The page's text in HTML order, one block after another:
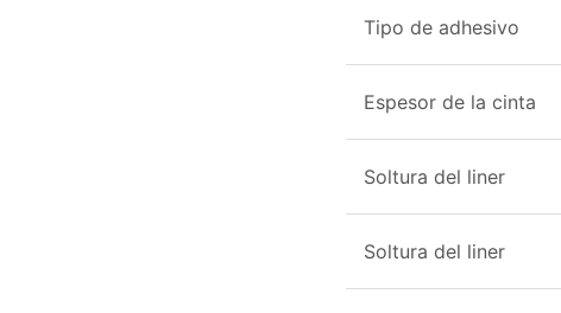
Tipo de adhesivo
Espesor de la cinta
Soltura del liner
Soltura del liner